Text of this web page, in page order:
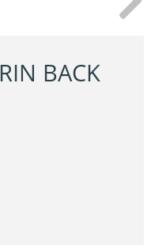
BACK